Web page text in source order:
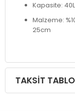
Kapasite: 40L
Malzeme:
25cm
TAKSIT